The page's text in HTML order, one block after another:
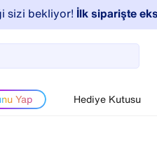
sizi bekliyor! İlk siparişte
Yap Hediye Kutusu